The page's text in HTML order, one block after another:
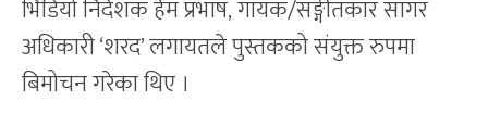
भिडियो निर्देशक हेम प्रभाष, गायक/सङ्गीतकार सागर
अधिकारी ‘शरद’ लगायतले पुस्तकको संयुक्त रुपमा
बिमोचन गरेका थिए ।